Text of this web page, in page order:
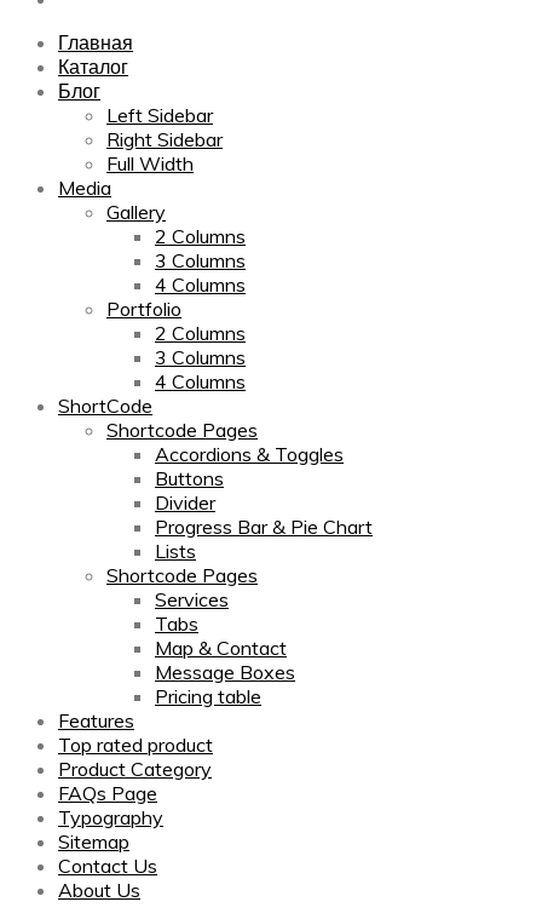
Главная
Каталог
Блог
Left Sidebar
Right Sidebar
Full Width
Media
Gallery
2 Columns
3 Columns
4 Columns
Portfolio
2 Columns
3 Columns
4 Columns
ShortCode
Shortcode Pages
Accordions & Toggles
Buttons
Divider
Progress Bar & Pie Chart
Lists
Shortcode Pages
Services
Tabs
Map & Contact
Message Boxes
Pricing table
Features
Top rated product
Product Category
FAQs Page
Typography
Sitemap
Contact Us
About Us